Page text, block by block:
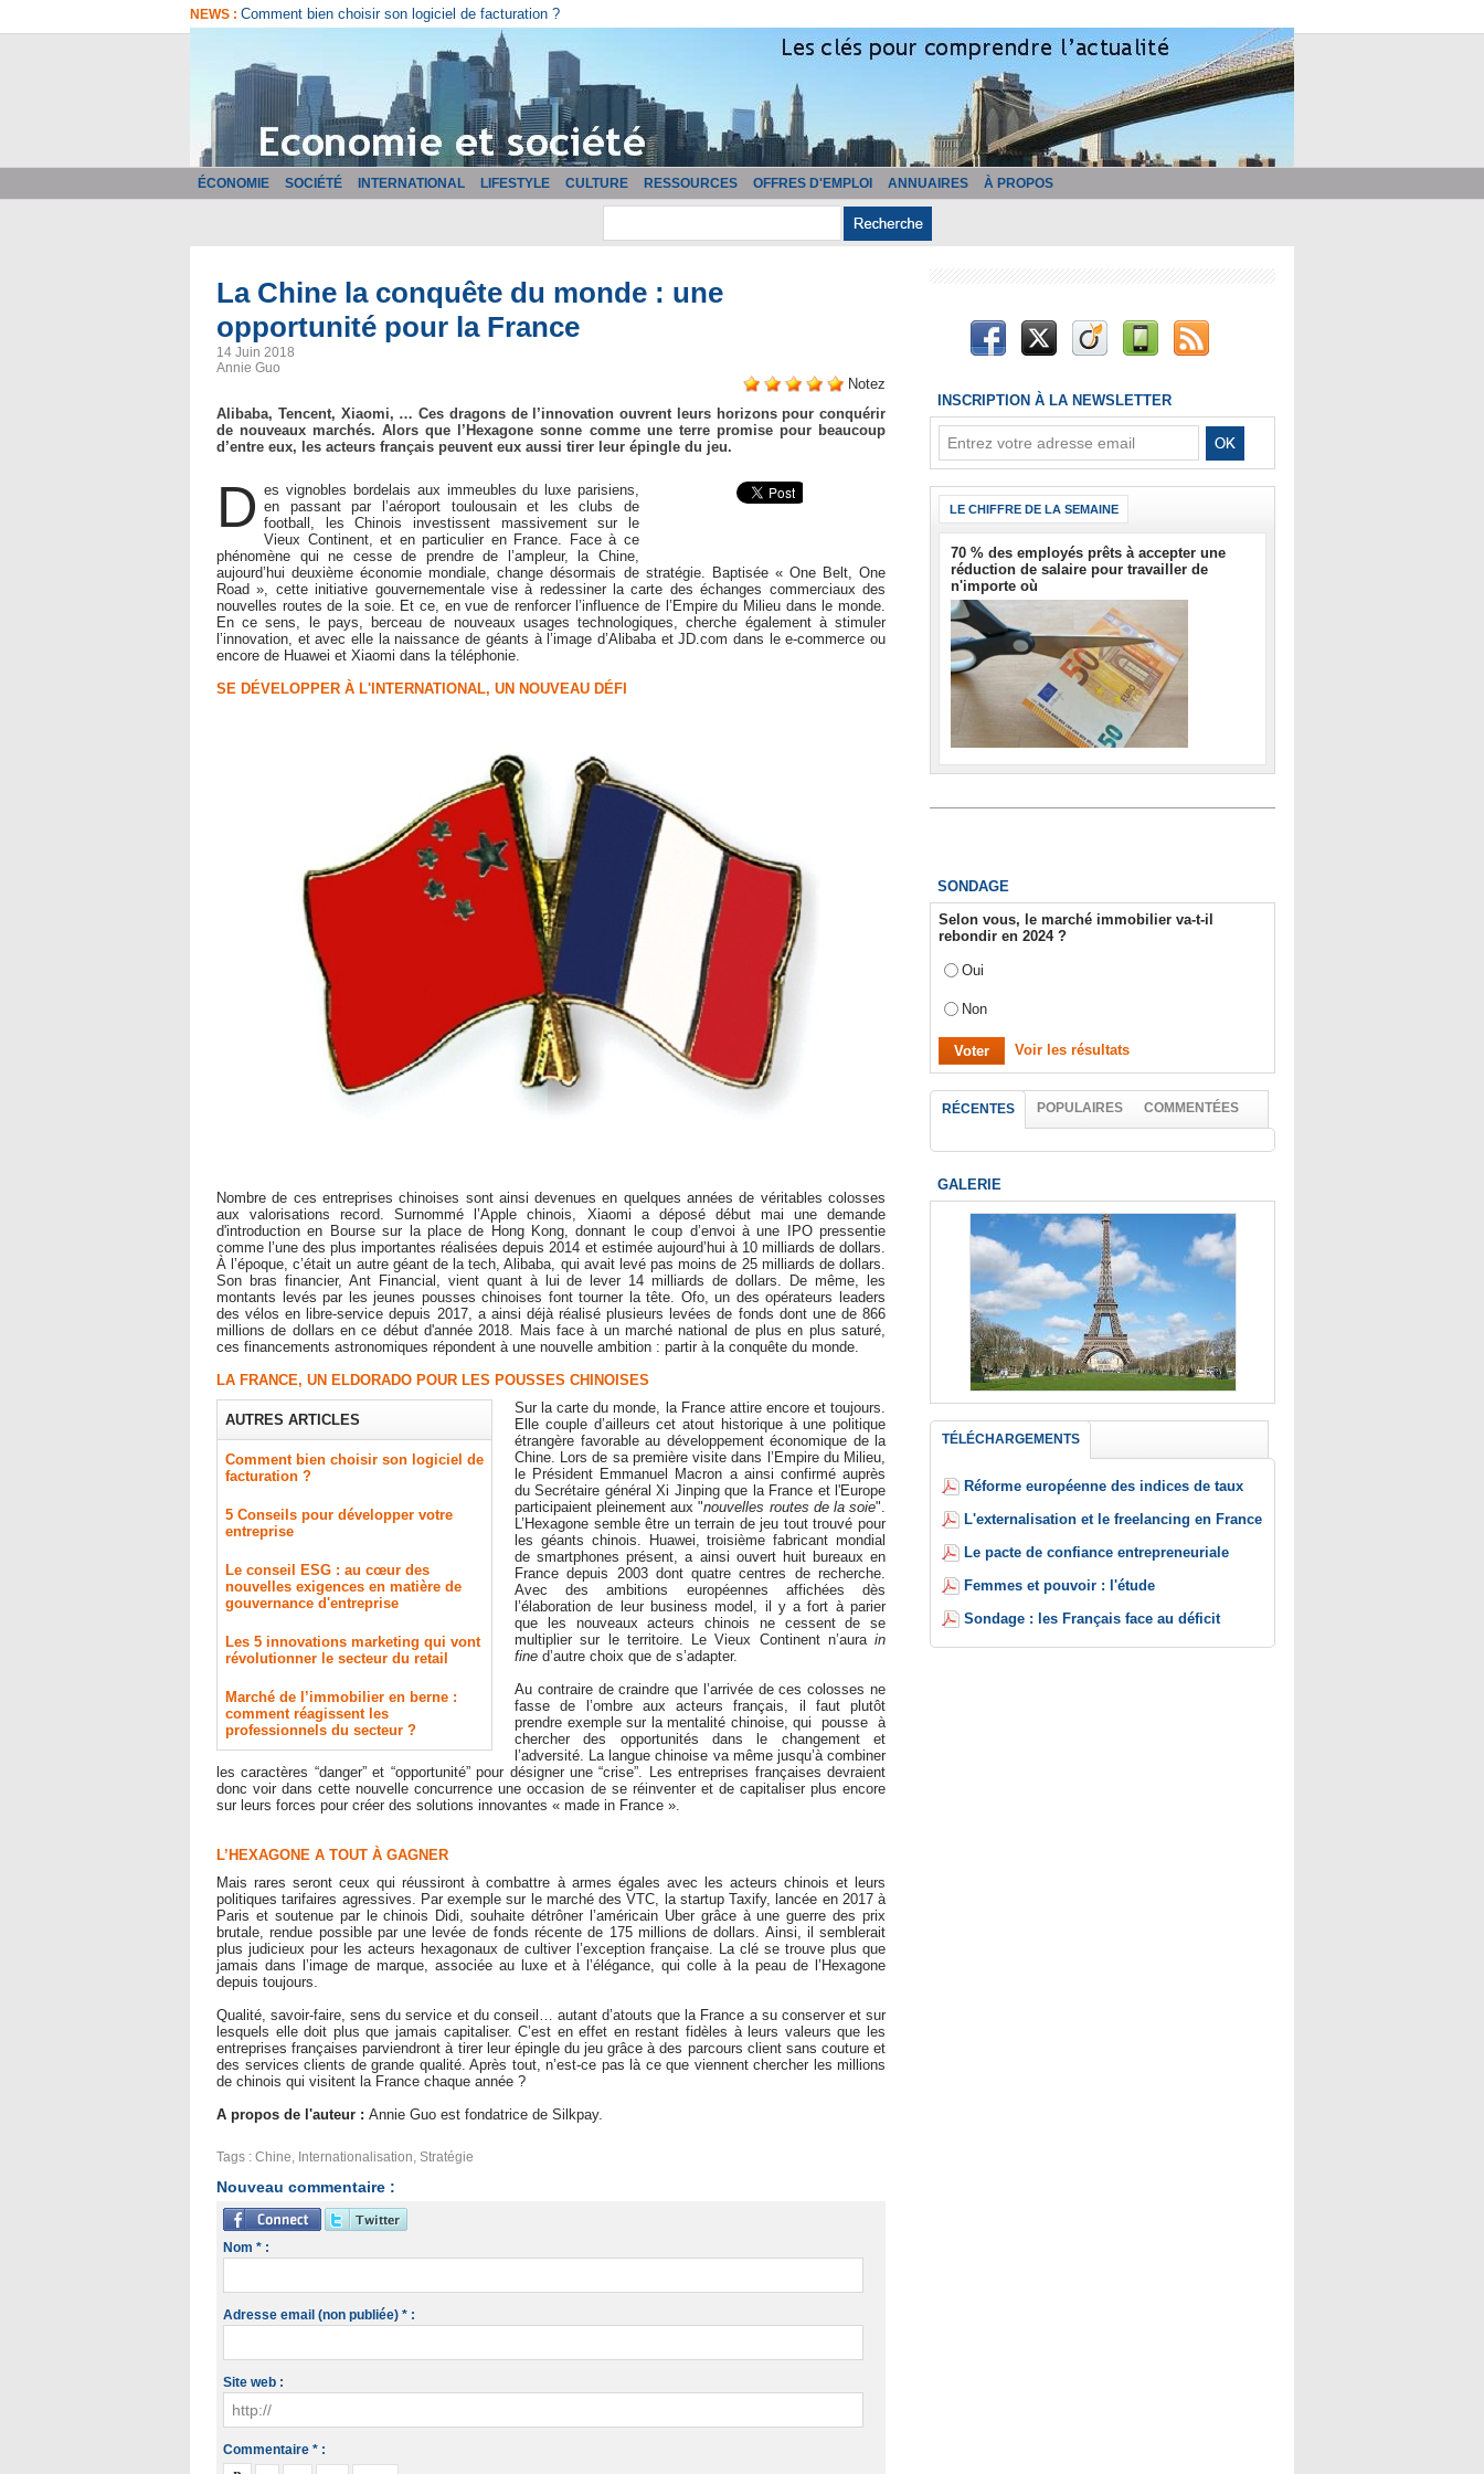
NEWS : Comment bien choisir son logiciel de facturation ?
ÉCONOMIE SOCIÉTÉ INTERNATIONAL LIFESTYLE CULTURE RESSOURCES OFFRES D'EMPLOI ANNUAIRES À PROPOS
La Chine la conquête du monde : une
opportunité pour la France
14 Juin 2018
Annie Guo
Notez
Alibaba, Tencent, Xiaomi, … Ces dragons de l’innovation ouvrent leurs horizons pour conquérir
de nouveaux marchés. Alors que l’Hexagone sonne comme une terre promise pour beaucoup
d’entre eux, les acteurs français peuvent eux aussi tirer leur épingle du jeu.
D es vignobles bordelais aux immeubles du luxe parisiens,
en passant par l’aéroport toulousain et les clubs de
football, les Chinois investissent massivement sur le
Vieux Continent, et en particulier en France. Face à ce
phénomène qui ne cesse de prendre de l’ampleur, la Chine,
aujourd’hui deuxième économie mondiale, change désormais de stratégie. Baptisée « One Belt, One
Road », cette initiative gouvernementale vise à redessiner la carte des échanges commerciaux des
nouvelles routes de la soie. Et ce, en vue de renforcer l’influence de l’Empire du Milieu dans le monde.
En ce sens, le pays, berceau de nouveaux usages technologiques, cherche également à stimuler
l’innovation, et avec elle la naissance de géants à l’image d’Alibaba et JD.com dans le e-commerce ou
encore de Huawei et Xiaomi dans la téléphonie.
SE DÉVELOPPER À L'INTERNATIONAL, UN NOUVEAU DÉFI
Nombre de ces entreprises chinoises sont ainsi devenues en quelques années de véritables colosses
aux valorisations record. Surnommé l’Apple chinois, Xiaomi a déposé début mai une demande
d'introduction en Bourse sur la place de Hong Kong, donnant le coup d’envoi à une IPO pressentie
comme l’une des plus importantes réalisées depuis 2014 et estimée aujourd’hui à 10 milliards de dollars.
À l’époque, c’était un autre géant de la tech, Alibaba, qui avait levé pas moins de 25 milliards de dollars.
Son bras financier, Ant Financial, vient quant à lui de lever 14 milliards de dollars. De même, les
montants levés par les jeunes pousses chinoises font tourner la tête. Ofo, un des opérateurs leaders
des vélos en libre-service depuis 2017, a ainsi déjà réalisé plusieurs levées de fonds dont une de 866
millions de dollars en ce début d'année 2018. Mais face à un marché national de plus en plus saturé,
ces financements astronomiques répondent à une nouvelle ambition : partir à la conquête du monde.
LA FRANCE, UN ELDORADO POUR LES POUSSES CHINOISES
AUTRES ARTICLES
Comment bien choisir son logiciel de
facturation ?
5 Conseils pour développer votre
entreprise
Le conseil ESG : au cœur des
nouvelles exigences en matière de
gouvernance d'entreprise
Les 5 innovations marketing qui vont
révolutionner le secteur du retail
Marché de l’immobilier en berne :
comment réagissent les
professionnels du secteur ?
Sur la carte du monde, la France attire encore et toujours.
Elle couple d’ailleurs cet atout historique à une politique
étrangère favorable au développement économique de la
Chine. Lors de sa première visite dans l’Empire du Milieu,
le Président Emmanuel Macron a ainsi confirmé auprès
du Secrétaire général Xi Jinping que la France et l'Europe
participaient pleinement aux "nouvelles routes de la soie".
L’Hexagone semble être un terrain de jeu tout trouvé pour
les géants chinois. Huawei, troisième fabricant mondial
de smartphones présent, a ainsi ouvert huit bureaux en
France depuis 2003 dont quatre centres de recherche.
Avec des ambitions européennes affichées dès
l’élaboration de leur business model, il y a fort à parier
que les nouveaux acteurs chinois ne cessent de se
multiplier sur le territoire. Le Vieux Continent n’aura in
fine d’autre choix que de s’adapter.
Au contraire de craindre que l’arrivée de ces colosses ne
fasse de l’ombre aux acteurs français, il faut plutôt
prendre exemple sur la mentalité chinoise, qui pousse à
chercher des opportunités dans le changement et
l’adversité. La langue chinoise va même jusqu’à combiner
les caractères “danger” et “opportunité” pour désigner une “crise”. Les entreprises françaises devraient
donc voir dans cette nouvelle concurrence une occasion de se réinventer et de capitaliser plus encore
sur leurs forces pour créer des solutions innovantes « made in France ».
L’HEXAGONE A TOUT À GAGNER
Mais rares seront ceux qui réussiront à combattre à armes égales avec les acteurs chinois et leurs
politiques tarifaires agressives. Par exemple sur le marché des VTC, la startup Taxify, lancée en 2017 à
Paris et soutenue par le chinois Didi, souhaite détrôner l’américain Uber grâce à une guerre des prix
brutale, rendue possible par une levée de fonds récente de 175 millions de dollars. Ainsi, il semblerait
plus judicieux pour les acteurs hexagonaux de cultiver l’exception française. La clé se trouve plus que
jamais dans l’image de marque, associée au luxe et à l’élégance, qui colle à la peau de l’Hexagone
depuis toujours.
Qualité, savoir-faire, sens du service et du conseil… autant d’atouts que la France a su conserver et sur
lesquels elle doit plus que jamais capitaliser. C’est en effet en restant fidèles à leurs valeurs que les
entreprises françaises parviendront à tirer leur épingle du jeu grâce à des parcours client sans couture et
des services clients de grande qualité. Après tout, n’est-ce pas là ce que viennent chercher les millions
de chinois qui visitent la France chaque année ?
A propos de l'auteur : Annie Guo est fondatrice de Silkpay.
Tags : Chine, Internationalisation, Stratégie
Nouveau commentaire :
Nom * :
Adresse email (non publiée) * :
Site web :
Commentaire * :
INSCRIPTION À LA NEWSLETTER
LE CHIFFRE DE LA SEMAINE
70 % des employés prêts à accepter une
réduction de salaire pour travailler de
n'importe où
SONDAGE
Selon vous, le marché immobilier va-t-il
rebondir en 2024 ?
Oui
Non
Voir les résultats
RÉCENTES POPULAIRES COMMENTÉES
GALERIE
TÉLÉCHARGEMENTS
Réforme européenne des indices de taux
L'externalisation et le freelancing en France
Le pacte de confiance entrepreneuriale
Femmes et pouvoir : l'étude
Sondage : les Français face au déficit